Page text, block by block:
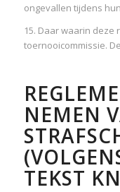
ongevallen tijdens
15. Daar waarin
toernooicommissie.
NEMEN
TEKST